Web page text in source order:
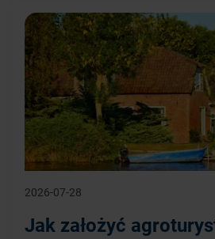
2026-07-28
Jak założyć